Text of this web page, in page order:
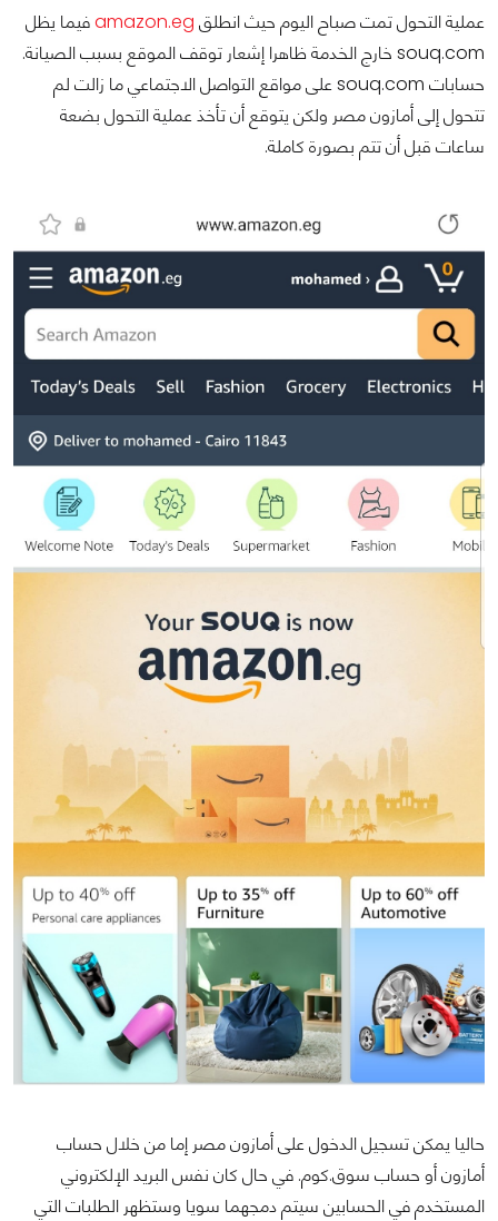
عملية التحول تمت صباح اليوم حيث انطلق amazon.egفيما يظل
souq.com خارج الخدمة ظاهرا إشعار توقف الموقع بسبب الصيانة.
حسابات souq.com على مواقع التواصل الاجتماعي ما زالت لم
تتحول إلى أمازون مصر ولكن يتوقع أن تأخذ عملية التحول بضعة
ساعات قبل أن تتم بصورة كاملة.
حاليا يمكن تسجيل الدخول على أمازون مصر إما من خلال حساب
أمازون أو حساب سوق.كوم. في حال كان نفس البريد الإلكتروني
المستخدم في الحسابين سيتم دمجهما سويا وستظهر الطلبات التي